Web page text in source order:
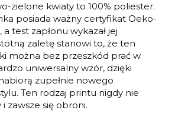
zielone kwiaty to 100% poliester.
posiada ważny certyfikat Oeko-
a test zapłonu wykazał jej
zaletę stanowi to, że ten
można bez przeszkód prać w
uniwersalny wzór, dzięki
zupełnie nowego
Ten rodzaj printu nigdy nie
zawsze się obroni.